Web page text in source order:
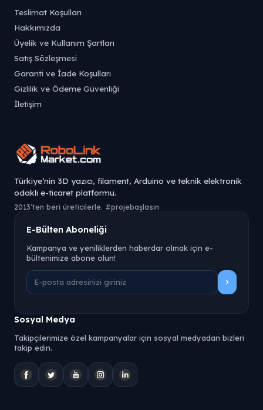
Teslimat Koşulları
Hakkımızda
Üyelik ve Kullanım Şartları
Satış Sözleşmesi
Garanti ve İade Koşulları
Gizlilik ve Ödeme Güvenliği
İletişim
Türkiye’nin 3D yazıcı, filament, Arduino ve teknik elektronik
odaklı e-ticaret platformu.
2013’ten beri üreticilerle. #projebaşlasın
E-Bülten Aboneliği
Kampanya ve yeniliklerden haberdar olmak için e-
bültenimize abone olun!
Sosyal Medya
Takipçilerimize özel kampanyalar için sosyal medyadan bizleri
takip edin.